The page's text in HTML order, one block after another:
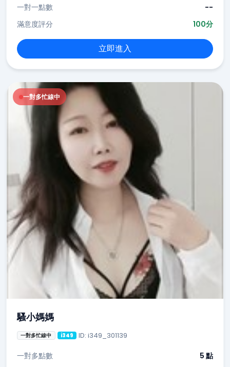
一對一點數
--
滿意度評分
100分
立即進入
一對多忙線中
騷小媽媽
一對多忙線中 i349 ID: i349_301139
一對多點數 5 點